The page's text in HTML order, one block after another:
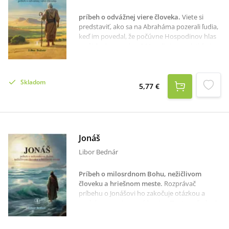
príbeh o odvážnej viere človeka. Viete si
predstaviť, ako sa na Abraháma pozerali ľudia,
keď im povedal, že počúvne Hospodinov hlas
Tebe Boží hlas? Robíš rozhodnutia, ktoré sa
vymykajú logike? Nič si z toho nerob. To patrí k
životu viery. Tak ako Boh viedol Abraháma, tak
cesta, ktorá dáva človeku zmysel, a ktorá ho
viere od Libora Bednára ťa na tejto ceste môže
inšpirovať a povzbudiť.
Skladom 5,77 €
Jonáš
Libor Bednár
Príbeh o milosrdnom Bohu, nežičlivom
človeku a hriešnom meste. Rozprávač
príbehu o Jonášovi ho zakočuje otázkou a